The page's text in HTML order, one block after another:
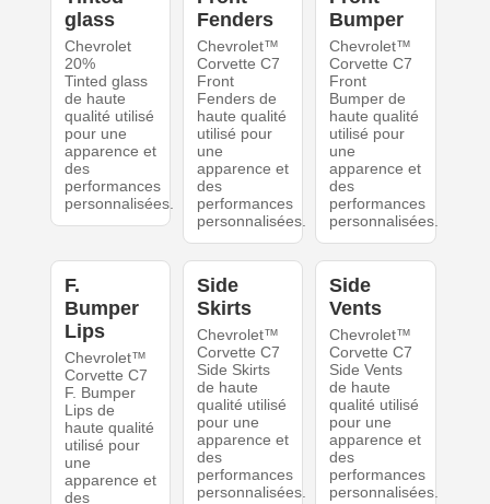
glass
Chevrolet
20%
Tinted glass
de haute
qualité utilisé
pour une
apparence et
des
performances
personnalisées.
Fenders
Chevrolet™
Corvette C7
Front
Fenders de
haute qualité
utilisé pour
une
apparence et
des
performances
personnalisées.
Bumper
Chevrolet™
Corvette C7
Front
Bumper de
haute qualité
utilisé pour
une
apparence et
des
performances
personnalisées.
F.
Bumper
Lips
Chevrolet™
Corvette C7
F. Bumper
Lips de
haute qualité
utilisé pour
une
apparence et
des
Side
Skirts
Chevrolet™
Corvette C7
Side Skirts
de haute
qualité utilisé
pour une
apparence et
des
performances
personnalisées.
Side
Vents
Chevrolet™
Corvette C7
Side Vents
de haute
qualité utilisé
pour une
apparence et
des
performances
personnalisées.